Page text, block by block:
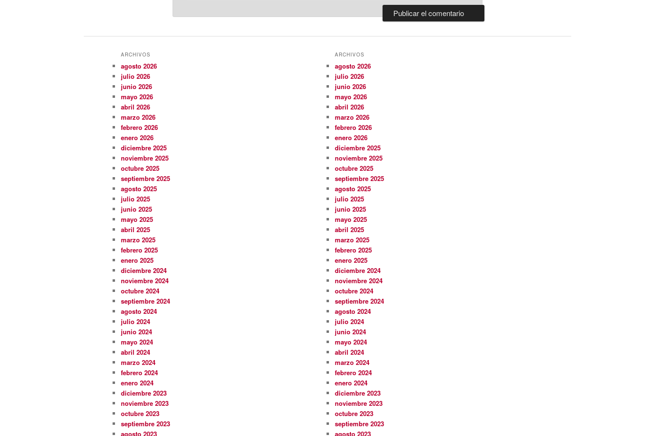
ARCHIVOS
agosto 2026
julio 2026
junio 2026
mayo 2026
abril 2026
marzo 2026
febrero 2026
enero 2026
diciembre 2025
noviembre 2025
octubre 2025
septiembre 2025
agosto 2025
julio 2025
junio 2025
mayo 2025
abril 2025
marzo 2025
febrero 2025
enero 2025
diciembre 2024
noviembre 2024
octubre 2024
septiembre 2024
agosto 2024
julio 2024
junio 2024
mayo 2024
abril 2024
marzo 2024
febrero 2024
enero 2024
diciembre 2023
noviembre 2023
octubre 2023
septiembre 2023
agosto 2023
ARCHIVOS
agosto 2026
julio 2026
junio 2026
mayo 2026
abril 2026
marzo 2026
febrero 2026
enero 2026
diciembre 2025
noviembre 2025
octubre 2025
septiembre 2025
agosto 2025
julio 2025
junio 2025
mayo 2025
abril 2025
marzo 2025
febrero 2025
enero 2025
diciembre 2024
noviembre 2024
octubre 2024
septiembre 2024
agosto 2024
julio 2024
junio 2024
mayo 2024
abril 2024
marzo 2024
febrero 2024
enero 2024
diciembre 2023
noviembre 2023
octubre 2023
septiembre 2023
agosto 2023